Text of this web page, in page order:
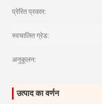
प्रेरित प्रकार:
स्वचालित ग्रेड:
अनुकूलन:
उत्पाद का वर्णन